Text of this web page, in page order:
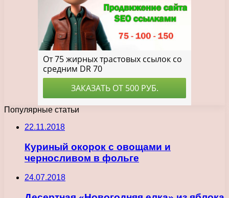
Популярные статьи
22.11.2018
Куриный окорок с овощами и
черносливом в фольге
24.07.2018